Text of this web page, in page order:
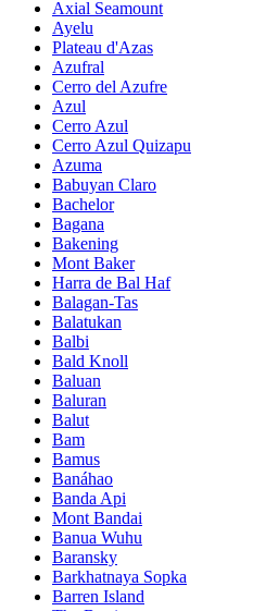
Axial Seamount
Ayelu
Plateau d'Azas
Azufral
Cerro del Azufre
Azul
Cerro Azul
Cerro Azul Quizapu
Azuma
Babuyan Claro
Bachelor
Bagana
Bakening
Mont Baker
Harra de Bal Haf
Balagan-Tas
Balatukan
Balbi
Bald Knoll
Baluan
Baluran
Balut
Bam
Bamus
Banáhao
Banda Api
Mont Bandai
Banua Wuhu
Baransky
Barkhatnaya Sopka
Barren Island